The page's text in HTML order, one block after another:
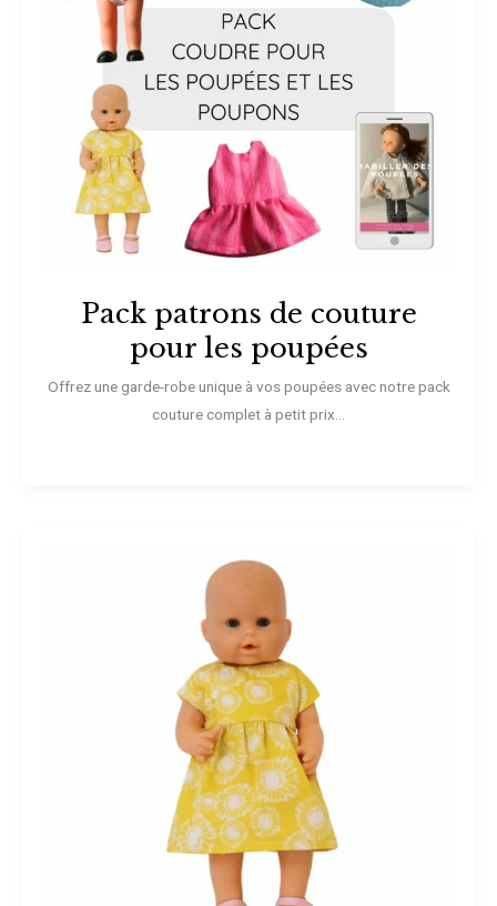
Pack patrons de couture
pour les poupées
Offrez une garde-robe unique à vos poupées avec notre pack
couture complet à petit prix...